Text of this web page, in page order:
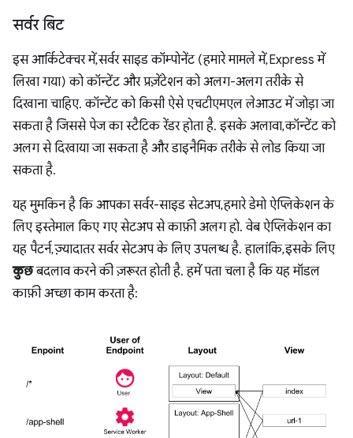
सर्वर बिट
इस आर्किटेक्चर में, सर्वर साइड कॉम्पोनेंट (हमारे मामले में, Express में
लिखा गया) को कॉन्टेंट और प्रज़ेंटेशन को अलग-अलग तरीके से
दिखाना चाहिए. कॉन्टेंट को किसी ऐसे एचटीएमएल लेआउट में जोड़ा जा
सकता है जिससे पेज का स्टैटिक रेंडर होता है. इसके अलावा, कॉन्टेंट को
अलग से दिखाया जा सकता है और डाइनैमिक तरीके से लोड किया जा
सकता है.
यह मुमकिन है कि आपका सर्वर-साइड सेटअप, हमारे डेमो ऐप्लिकेशन के
लिए इस्तेमाल किए गए सेटअप से काफ़ी अलग हो. वेब ऐप्लिकेशन का
यह पैटर्न, ज़्यादातर सर्वर सेटअप के लिए उपलब्ध है. हालांकि, इसके लिए
कुछबदलाव करने की ज़रूरत होती है. हमें पता चला है कि यह मॉडल
काफ़ी अच्छा काम करता है: